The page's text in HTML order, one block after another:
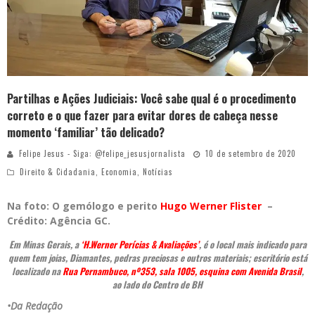
Partilhas e Ações Judiciais: Você sabe qual é o procedimento
correto e o que fazer para evitar dores de cabeça nesse
momento ‘familiar’ tão delicado?
Felipe Jesus - Siga: @felipe_jesusjornalista
10 de setembro de 2020
Direito & Cidadania, Economia, Notícias
Na foto: O gemólogo e perito Hugo Werner Flister –
Crédito: Agência GC.
Em Minas Gerais, a ‘H.Werner Perícias & Avaliações’, é o local mais indicado para
quem tem joias, Diamantes, pedras preciosas e outros materiais; escritório está
localizado naRua Pernambuco, nº353, sala 1005, esquina com Avenida Brasil,
ao lado do Centro de BH
•Da Redação